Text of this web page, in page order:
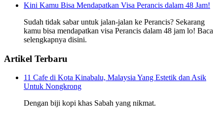
Kini Kamu Bisa Mendapatkan Visa Perancis dalam 48 Jam!
Sudah tidak sabar untuk jalan-jalan ke Perancis? Sekarang
kamu bisa mendapatkan visa Perancis dalam 48 jam lo! Baca
selengkapnya disini.
Artikel Terbaru
11 Cafe di Kota Kinabalu, Malaysia Yang Estetik dan Asik
Untuk Nongkrong
Dengan biji kopi khas Sabah yang nikmat.